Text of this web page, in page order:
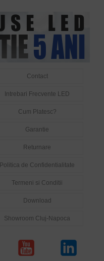
Contact
Intrebari Frecvente LED
Cum Platesc?
Garantie
Returnare
Politica de Confidentialitate
Termeni si Conditii
Download
Showroom Cluj-Napoca